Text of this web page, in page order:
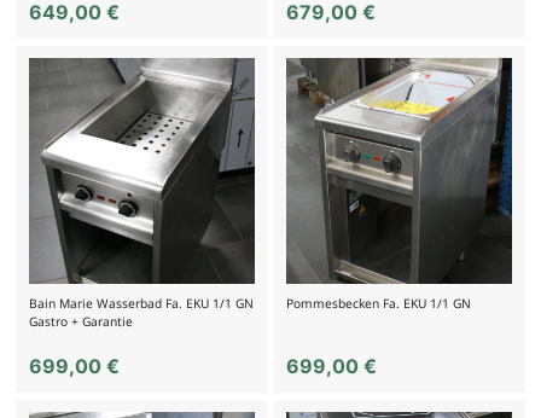
649,00 € 679,00€
Bain Marie Wasserbad Fa. EKU 1/1 GN
Gastro + Garantie
699,00 €
Pommesbecken Fa. EKU 1/1 GN
699,00€